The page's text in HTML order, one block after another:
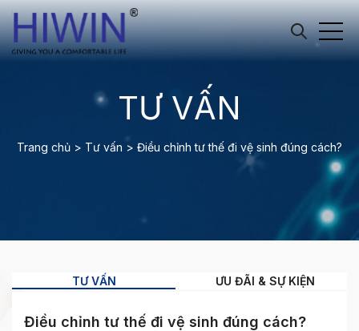
TƯ VẤN
Trang chủ > Tư vấn > Điều chỉnh tư thế đi vệ sinh đúng cách?
TƯ VẤN ƯU ĐÃI & SỰ KIỆN
Điều chỉnh tư thế đi vệ sinh đúng cách?